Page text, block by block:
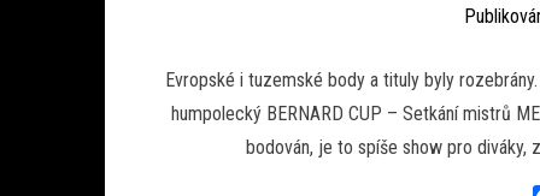
Evropské i tuzemské body a tituly byly
humpolecký BERNARD CUP – Setkání mistrů
bodován, je to spíše show pro diváky,